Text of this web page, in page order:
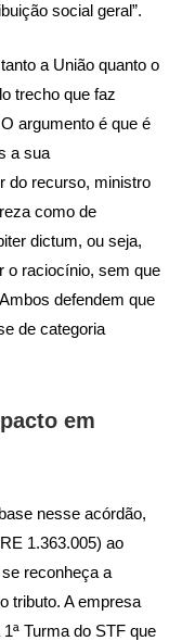
social geral”.
a União quanto o
trecho que faz
argumento é que é
a sua
do recurso, ministro
como de
dictum, ou seja,
o raciocínio, sem que
defendem que
de categoria
em
nesse acórdão,
1.363.005) ao
reconheça a
tributo. A empresa
Turma do STF que